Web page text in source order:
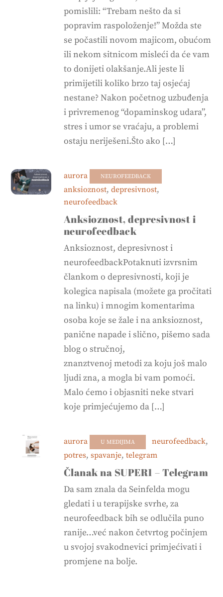
pomislili: “Trebam nešto da si
popravim raspoloženje!” Možda ste
se počastili novom majicom, obućom
ili nekom sitnicom misleći da će vam
to donijeti olakšanje.Ali jeste li
primijetili koliko brzo taj osjećaj
nestane? Nakon početnog uzbuđenja
i privremenog “dopaminskog udara”,
stres i umor se vraćaju, a problemi
ostaju neriješeni.Što ako […]
Anksioznost, depresivnost i
neurofeedback
aurora NEUROFEEDBACK
anksioznost, depresivnost,
neurofeedback
Anksioznost, depresivnost i
neurofeedbackPotaknuti izvrsnim
člankom o depresivnosti, koji je
kolegica napisala (možete ga pročitati
na linku) i mnogim komentarima
osoba koje se žale i na anksioznost,
panične napade i slično, pišemo sada
blog o stručnoj,
znanztvenoj metodi za koju još malo
ljudi zna, a mogla bi vam pomoći.
Malo ćemo i objasniti neke stvari
koje primjećujemo da […]
Članak na SUPER1 – Telegram
aurora U MEDIJIMA neurofeedback,
potres, spavanje, telegram
Da sam znala da Seinfelda mogu
gledati i u terapijske svrhe, za
neurofeedback bih se odlučila puno
ranije…već nakon četvrtog počinjem
u svojoj svakodnevici primjećivati i
promjene na bolje.